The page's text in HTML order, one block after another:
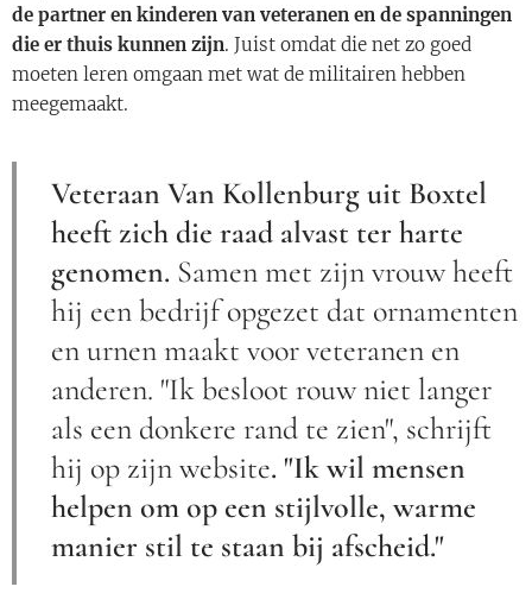
de partner en kinderen van veteranen en de spanningen
die er thuis kunnen zijn. Juist omdat die net zo goed
moeten leren omgaan met wat de militairen hebben
meegemaakt.
Veteraan Van Kollenburg uit Boxtel
heeft zich die raad alvast ter harte
genomen. Samen met zijn vrouw heeft
hij een bedrijf opgezet dat ornamenten
en urnen maakt voor veteranen en
anderen. "Ik besloot rouw niet langer
als een donkere rand te zien", schrijft
hij op zijn website. "Ik wil mensen
helpen om op een stijlvolle, warme
manier stil te staan bij afscheid."